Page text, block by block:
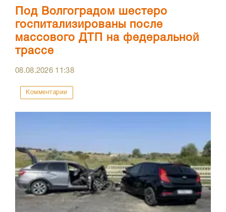
Под Волгоградом шестеро
госпитализированы после
массового ДТП на федеральной
трассе
08.08.2026 11:38
Комментарии